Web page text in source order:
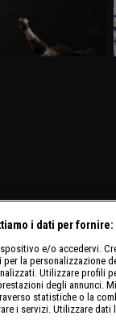
Raw del 9 marzo, visibile
affrontano Oba Femi e
per sfidare AJ Lee
i dati per fornire:
e/o accedervi.
la personalizzazione
Utilizzare profili
degli annunci.
statistiche o la
i servizi. Utilizzare dati